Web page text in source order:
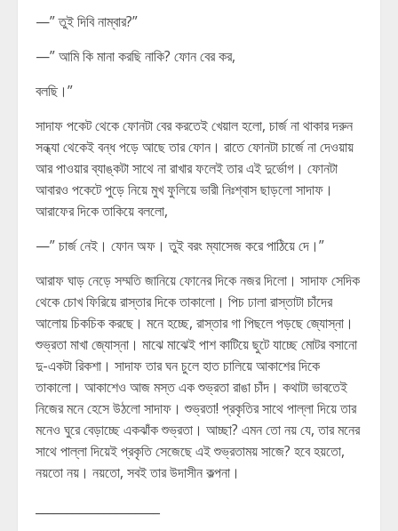
—” তুই দিবি নাম্বার?”
—” আমি কি মানা করছি নাকি? ফোন বের কর,
বলছি।”
সাদাফ পকেট থেকে ফোনটা বের করতেই খেয়াল হলো, চার্জ না থাকার দরুন
সন্ধ্যা থেকেই বন্ধ পড়ে আছে তার ফোন। রাতে ফোনটা চার্জে না দেওয়ায়
আর পাওয়ার ব্যাঙ্কটা সাথে না রাখার ফলেই তার এই দুর্ভোগ। ফোনটা
আবারও পকেটে পুড়ে নিয়ে মুখ ফুলিয়ে ভারী নিঃশ্বাস ছাড়লো সাদাফ।
আরাফের দিকে তাকিয়ে বললো,
—” চার্জ নেই। ফোন অফ। তুই বরং ম্যাসেজ করে পাঠিয়ে দে।”
আরাফ ঘাড় নেড়ে সম্মতি জানিয়ে ফোনের দিকে নজর দিলো। সাদাফ সেদিক
থেকে চোখ ফিরিয়ে রাস্তার দিকে তাকালো। পিচ ঢালা রাস্তাটা চাঁদের
আলোয় চিকচিক করছে। মনে হচ্ছে, রাস্তার গা পিছলে পড়ছে জ্যোস্না।
শুভ্রতা মাখা জ্যোস্না। মাঝে মাঝেই পাশ কাটিয়ে ছুটে যাচ্ছে মোটর বসানো
দু-একটা রিকশা। সাদাফ তার ঘন চুলে হাত চালিয়ে আকাশের দিকে
তাকালো। আকাশেও আজ মস্ত এক শুভ্রতা রাঙা চাঁদ। কথাটা ভাবতেই
নিজের মনে হেসে উঠলো সাদাফ। শুভ্রতা! প্রকৃতির সাথে পাল্লা দিয়ে তার
মনেও ঘুরে বেড়াচ্ছে একঝাঁক শুভ্রতা। আচ্ছা? এমন তো নয় যে, তার মনের
সাথে পাল্লা দিয়েই প্রকৃতি সেজেছে এই শুভ্রতাময় সাজে? হবে হয়তো,
নয়তো নয়। নয়তো, সবই তার উদাসীন কল্পনা।